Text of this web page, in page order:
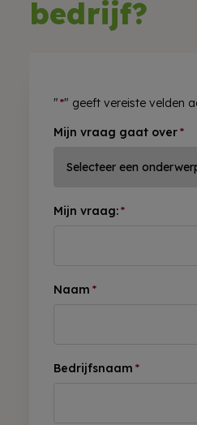
bedrijf?
"*" geeft vereiste velden
Mijn vraag gaat over*
Mijn vraag:*
Naam *
Bedrijfsnaam *